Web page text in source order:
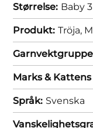
Størrelse: Baby
Produkt: Tröja,
Marks &
Språk: Svenska